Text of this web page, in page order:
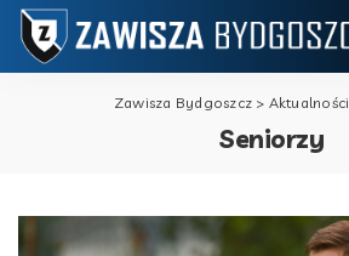
Zawisza Bydgoszcz > Aktualności
Seniorzy